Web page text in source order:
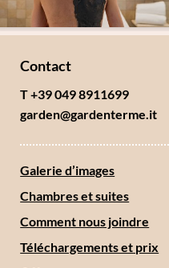
Contact
T +39 049 8911699
garden@gardenterme. it
Galerie d’images
Chambres et suites
Comment nous joindre
Téléchargements et prix
Envoyer